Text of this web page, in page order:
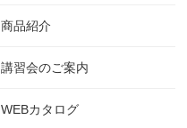
商品紹介
講習会のご案内
WEBカタログ